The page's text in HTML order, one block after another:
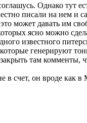
Однако тут
писали на нем и
может давать им
ясно можно
известного
генерируют
там комменты,
в счет, он вроде как в